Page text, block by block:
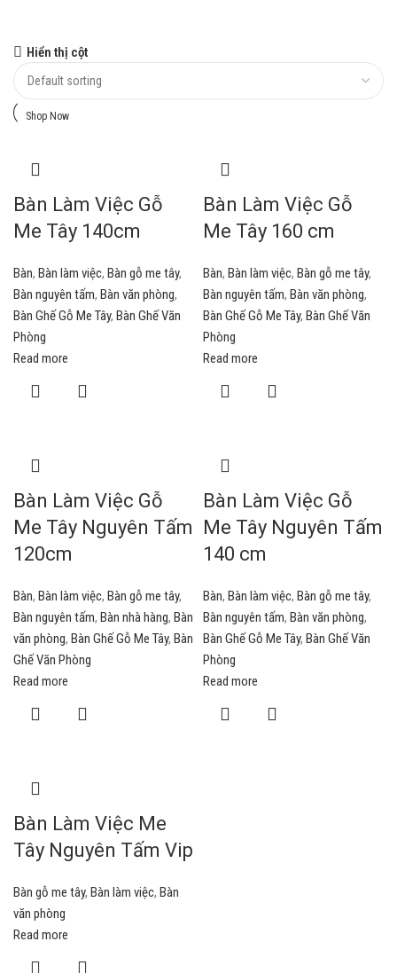
Ghế bọc nệm
Giảm giá 10%
Shop Now
Hiển thị cột
Bàn Làm Việc Gỗ
Me Tây 140cm
Bàn, Bàn làm việc, Bàn gỗ me tây,
Bàn nguyên tấm, Bàn văn phòng,
Bàn Ghế Gỗ Me Tây, Bàn Ghế Văn
Phòng
Read more
Bàn Làm Việc Gỗ
Me Tây 160 cm
Bàn, Bàn làm việc, Bàn gỗ me tây,
Bàn nguyên tấm, Bàn văn phòng,
Bàn Ghế Gỗ Me Tây, Bàn Ghế Văn
Phòng
Read more
Bàn Làm Việc Gỗ
Me Tây Nguyên Tấm
120cm
Bàn, Bàn làm việc, Bàn gỗ me tây,
Bàn nguyên tấm, Bàn nhà hàng, Bàn
văn phòng, Bàn Ghế Gỗ Me Tây, Bàn
Ghế Văn Phòng
Read more
Bàn Làm Việc Gỗ
Me Tây Nguyên Tấm
140 cm
Bàn, Bàn làm việc, Bàn gỗ me tây,
Bàn nguyên tấm, Bàn văn phòng,
Bàn Ghế Gỗ Me Tây, Bàn Ghế Văn
Phòng
Read more
Bàn Làm Việc Me
Tây Nguyên Tấm Vip
Bàn gỗ me tây, Bàn làm việc, Bàn
văn phòng
Read more